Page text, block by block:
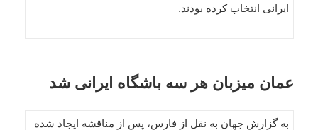
ایرانی انتخاب کرده بودند.
عمان میزبان هر سه باشگاه ایرانی شد
به گزارش جهان به نقل از فارس، پس از مناقشه ایجاد شده